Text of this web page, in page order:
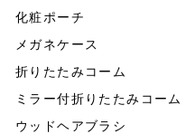
化粧ポーチ
メガネケース
折りたたみコーム
ミラー付折りたたみコーム
ウッドヘアブラシ